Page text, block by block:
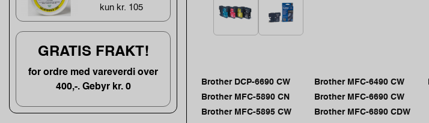
kun kr. 105
GRATIS FRAKT!
for ordre med vareverdi over
400,-. Gebyr kr. 0
Brother DCP-6690 CW
Brother MFC-5890 CN
Brother MFC-5895 CW
Brother MFC-6490 CW
Brother MFC-6690 CW
Brother MFC-6890 CDW